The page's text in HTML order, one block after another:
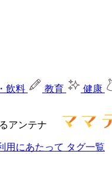
飲料 教育 健康
アンテナ
用にあたって タグ一覧